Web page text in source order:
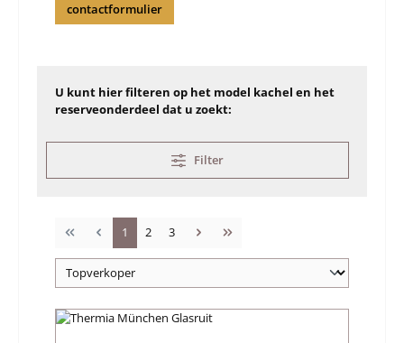
contactformulier
U kunt hier filteren op het model kachel en het
reserveonderdeel dat u zoekt:
Filter
Pagina
1 Pagina
2 Pagina
3